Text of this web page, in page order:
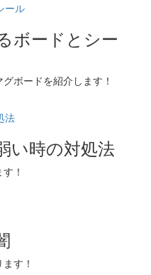
ボードとシー
ボードを紹介します！
い時の対処法
！
す！